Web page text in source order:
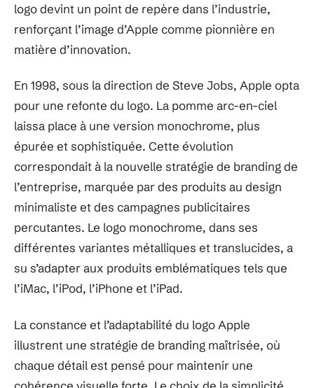
logo devint un point de repère dans l’industrie,
renforçant l’image d’Apple comme pionnière en
matière d’innovation.
En 1998, sous la direction de Steve Jobs, Apple opta
pour une refonte du logo. La pomme arc-en-ciel
laissa place à une version monochrome, plus
épurée et sophistiquée. Cette évolution
correspondait à la nouvelle stratégie de branding de
l’entreprise, marquée par des produits au design
minimaliste et des campagnes publicitaires
percutantes. Le logo monochrome, dans ses
différentes variantes métalliques et translucides, a
su s’adapter aux produits emblématiques tels que
l’iMac, l’iPod, l’iPhone et l’iPad.
La constance et l’adaptabilité du logo Apple
illustrent une stratégie de branding maîtrisée, où
chaque détail est pensé pour maintenir une